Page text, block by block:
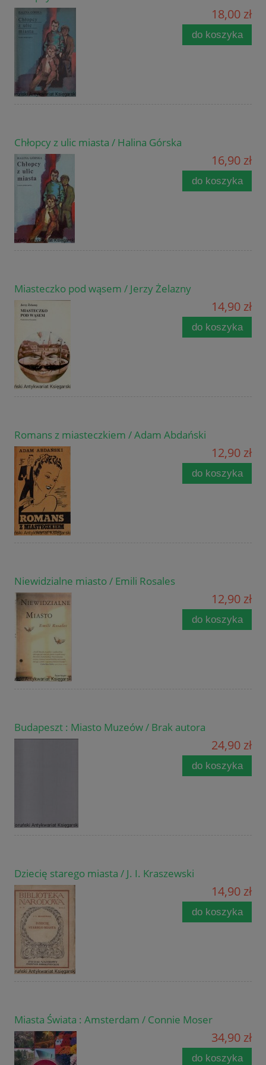
18,00 zł
do koszyka
Chłopcy z ulic miasta / Halina Górska
16,90 zł
do koszyka
Miasteczko pod wąsem / Jerzy Żelazny
14,90 zł
do koszyka
Romans z miasteczkiem / Adam Abdański
12,90 zł
do koszyka
Niewidzialne miasto / Emili Rosales
12,90 zł
do koszyka
Budapeszt : Miasto Muzeów / Brak autora
24,90 zł
do koszyka
Dziecię starego miasta / J. I. Kraszewski
14,90 zł
do koszyka
Miasta Świata : Amsterdam / Connie Moser
34,90 zł
do koszyka